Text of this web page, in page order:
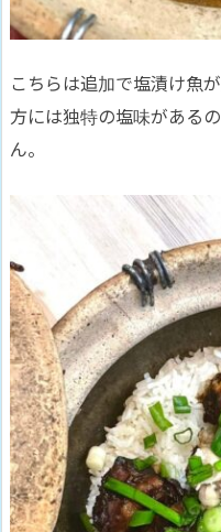
こちらは追加で塩漬け魚
方には独特の塩味がある
ん。